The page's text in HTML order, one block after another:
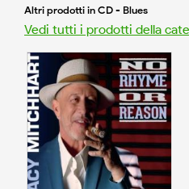
Altri prodotti in CD - Blues
Vedi tutti i prodotti della